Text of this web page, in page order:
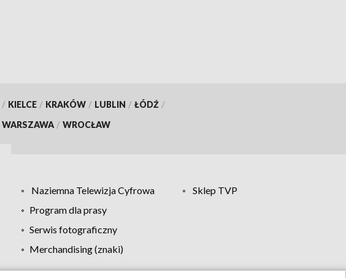
/ KIELCE / KRAKÓW / LUBLIN / ŁÓDŹ /
WARSZAWA / WROCŁAW
Naziemna Telewizja Cyfrowa
Sklep TVP
Program dla prasy
Serwis fotograficzny
Merchandising (znaki)